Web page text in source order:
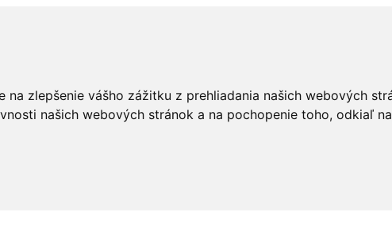
zlepšenie vášho zážitku z prehliadania našich webových
našich webových stránok a na pochopenie toho, odkiaľ